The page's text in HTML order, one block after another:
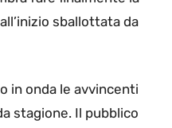
sballottata da
in onda le avvincenti
stagione. Il pubblico